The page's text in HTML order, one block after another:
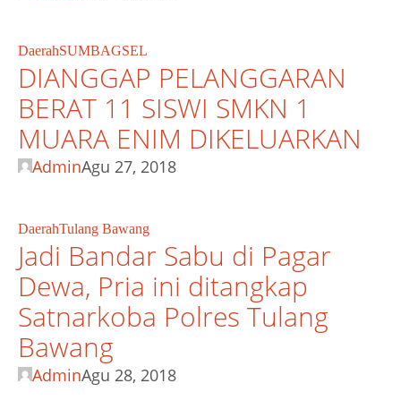
DaerahSUMBAGSEL
DIANGGAP PELANGGARAN
BERAT 11 SISWI SMKN 1
MUARA ENIM DIKELUARKAN
AdminAgu 27, 2018
DaerahTulang Bawang
Jadi Bandar Sabu di Pagar
Dewa, Pria ini ditangkap
Satnarkoba Polres Tulang
Bawang
AdminAgu 28, 2018